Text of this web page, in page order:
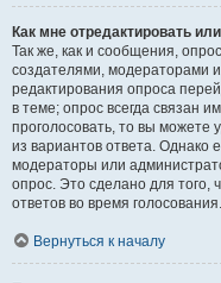
Как мне отредактировать
Так же, как и сообщения,
создателями, модераторами
редактирования опроса
в теме; опрос всегда связан
проголосовать, то вы можете
из вариантов ответа. Однако
модераторы или
опрос. Это сделано для того,
ответов во время голосования.
Вернуться к началу